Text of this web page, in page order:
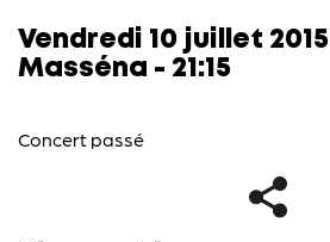
Vendredi 10 juillet 2015
Masséna - 21:15
Concert passé